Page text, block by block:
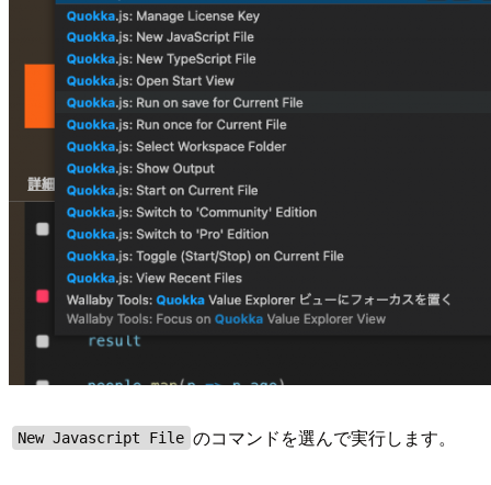
New Javascript File のコマンドを選んで実行します。